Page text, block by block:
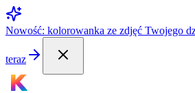
Nowość: kolorowanka ze zdjęć Twojego
teraz